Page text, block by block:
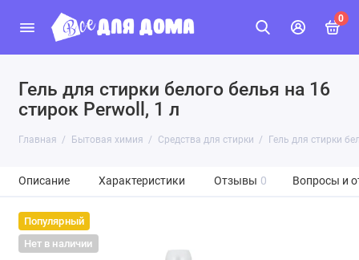
0
Гель для стирки белого белья на 16
стирок Perwoll, 1 л
Главная Бытовая химия Средства для стирки Гель для стирки
Описание Характеристики Отзывы 0 Вопросы и
Популярный
Нет в наличии